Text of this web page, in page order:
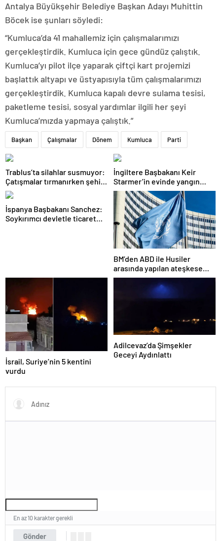
Antalya Büyükşehir Belediye Başkan Adayı Muhittin
Böcek ise şunları söyledi:
“Kumluca’da 41 mahallemiz için çalışmalarımızı
gerçekleştirdik. Kumluca için gece gündüz çalıştık.
Kumluca’yı pilot ilçe yaparak çiftçi kart projemizi
başlattık altyapı ve üstyapısıyla tüm çalışmalarımızı
gerçekleştirdik. Kumluca kapalı devre sulama tesisi,
paketleme tesisi, sosyal yardımlar ilgili her şeyi
Kumluca’mızda yapmaya çalıştık.”
Başkan Çalışmalar Dönem Kumluca Parti
Trablus’ta silahlar susmuyor:
Çatışmalar tırmanırken şehir
alarmda
İngiltere Başbakanı Keir
Starmer’in evinde yangın
çıktı
İspanya Başbakanı Sanchez:
Soykırımcı devletle ticaret
BM’den ABD ile Husiler
arasında yapılan ateşkese
ilişkin değerlendirme
İsrail, Suriye’nin 5 kentini
vurdu
Adilcevaz’da Şimşekler
Geceyi Aydınlattı
Gönder
En az 10 karakter gerekli